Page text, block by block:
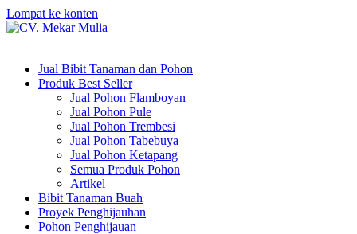
Lompat ke konten
Jual Bibit Tanaman dan Pohon
Produk Best Seller
Jual Pohon Flamboyan
Jual Pohon Pule
Jual Pohon Trembesi
Jual Pohon Tabebuya
Jual Pohon Ketapang
Semua Produk Pohon
Artikel
Bibit Tanaman Buah
Proyek Penghijauhan
Pohon Penghijauan